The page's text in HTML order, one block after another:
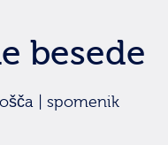
besede
| spomenik